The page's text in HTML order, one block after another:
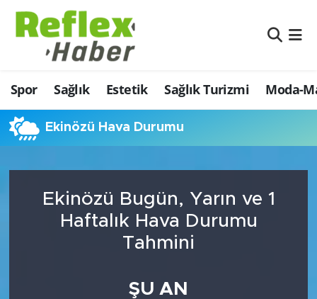
Spor Sağlık Estetik Sağlık Turizmi Moda-
Ekinözü Hava Durumu
Ekinözü Bugün, Yarın ve 1
Haftalık Hava Durumu
Tahmini
ŞU AN
Eğitim
Estetik
Firmalardan
İş ve Ekonomi
Moda-Magazin-Eğlence
Nöbetçi Eczaneler
Hava Durumu
Namaz Vakitleri
Şampiyonlar Ligi Puan Durumu ve Fikstür
Tüm Manşetler